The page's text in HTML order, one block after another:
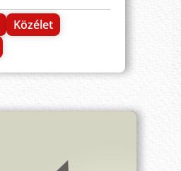
Közélet